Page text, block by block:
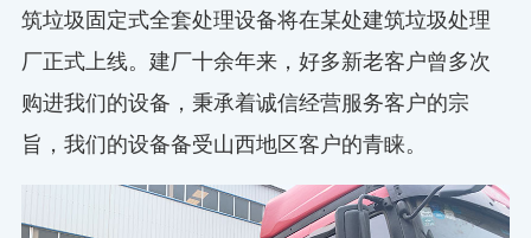
筑垃圾固定式全套处理设备将在某处建筑垃圾处理
厂正式上线。建厂十余年来，好多新老客户曾多次
购进我们的设备，秉承着诚信经营服务客户的宗
旨，我们的设备备受山西地区客户的青睐。